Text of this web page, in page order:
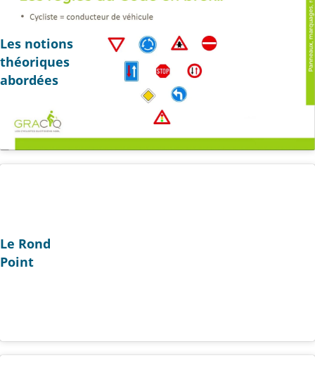
Les notions
théoriques
abordées
Le Rond
Point